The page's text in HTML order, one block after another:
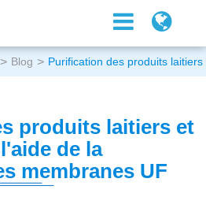
Blog Purification des produits
produits laitiers et
de la
membranes UF